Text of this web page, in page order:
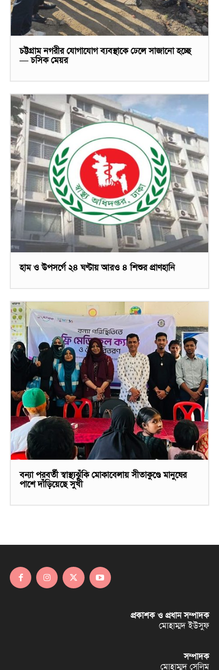
চট্টগ্রাম নগরীর যোগাযোগ ব্যবস্থাকে ঢেলে সাজানো হচ্ছে
— চসিক মেয়র
হাম ও উপসর্গে ২৪ ঘণ্টায় আরও ৪ শিশুর প্রাণহানি
বন্যা পরবর্তী স্বাস্থ্যঝুঁকি মোকাবেলায় সীতাকুণ্ডে মানুষের
পাশে দাঁড়িয়েছে সুখী
প্রকাশক ও প্রধান সম্পাদক
মোহাম্মদ ইউসুফ
সম্পাদক
মোহাম্মদ সেলিম